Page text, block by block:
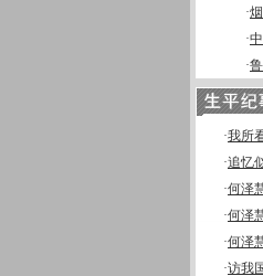
·
·
·
·我所
·追忆
·何泽
·何泽
·何泽
·访我